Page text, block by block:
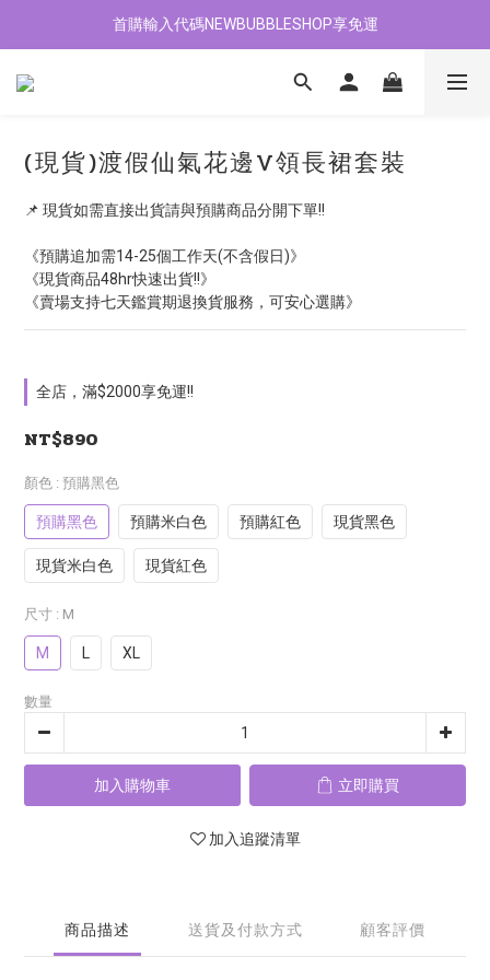
加入會員贈$100購物金
首購輸入代碼NEWBUBBLESHOP享免運
加入會員贈$100購物金
(現貨)渡假仙氣花邊V領長裙套裝
📌 現貨如需直接出貨請與預購商品分開下單!!
《預購追加需14-25個工作天(不含假日)》
《現貨商品48hr快速出貨!!》
《賣場支持七天鑑賞期退換貨服務，可安心選購》
全店，滿$2000享免運!!
NT$890
顏色 : 預購黑色
預購黑色 預購米白色 預購紅色 現貨黑色
現貨米白色 現貨紅色
尺寸 : M
M L XL
數量
加入購物車 立即購買
加入追蹤清單
商品描述 送貨及付款方式 顧客評價